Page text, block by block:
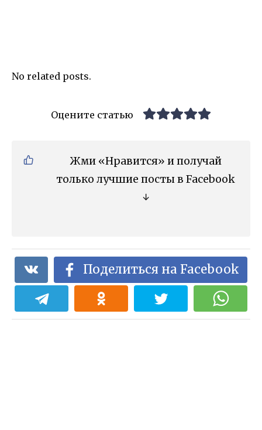
No related posts.
Оцените статью
Жми «Нравится» и получай
только лучшие посты в Facebook
↓
Поделиться на Facebook